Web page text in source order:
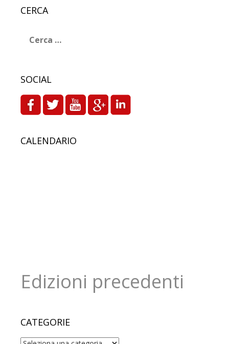
CERCA
per:
SOCIAL
CALENDARIO
Edizioni precedenti
CATEGORIE
Categorie